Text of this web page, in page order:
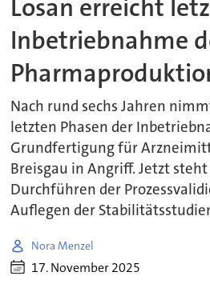
Losan erreicht
Inbetriebnahme
Nach rund sechs Jahren
letzten Phasen der
Grundfertigung für
Breisgau in Angriff. Jetzt steht
Durchführen der
Auflegen der
Nora Menzel
17. November 2025